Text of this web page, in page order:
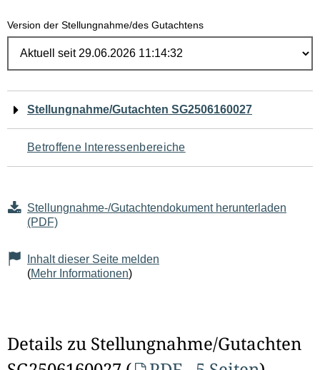
Version der Stellungnahme/des Gutachtens
Navigation
für
den
Seiteninhalt
Stellungnahme/Gutachten SG2506160027
Betroffene Interessenbereiche
Stellungnahme-/Gutachtendokument herunterladen
(PDF)
Inhalt dieser Seite melden
(Mehr Informationen)
Details zu Stellungnahme/Gutachten